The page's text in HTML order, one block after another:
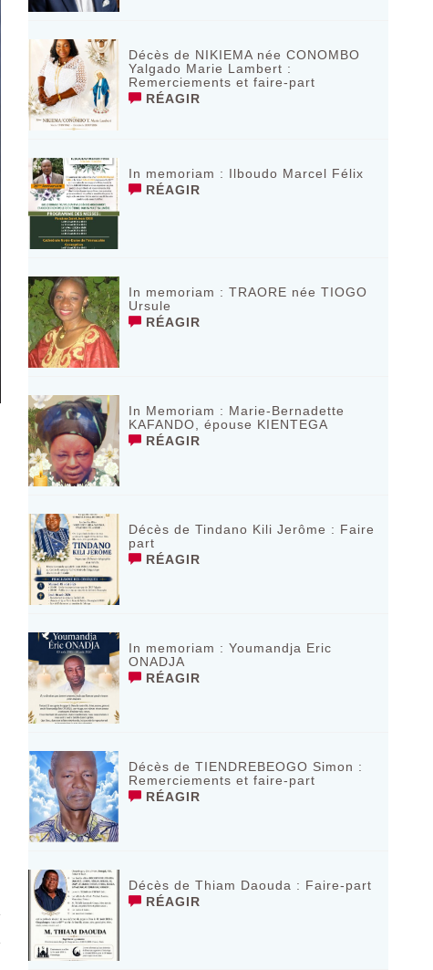
Décès de NIKIEMA née CONOMBO
Yalgado Marie Lambert :
Remerciements et faire-part
RÉAGIR
In memoriam : Ilboudo Marcel Félix
RÉAGIR
In memoriam : TRAORE née TIOGO
Ursule
RÉAGIR
In Memoriam : Marie-Bernadette
KAFANDO, épouse KIENTEGA
RÉAGIR
Décès de Tindano Kili Jerôme : Faire
part
RÉAGIR
In memoriam : Youmandja Eric
ONADJA
RÉAGIR
Décès de TIENDREBEOGO Simon :
Remerciements et faire-part
RÉAGIR
Décès de Thiam Daouda : Faire-part
RÉAGIR